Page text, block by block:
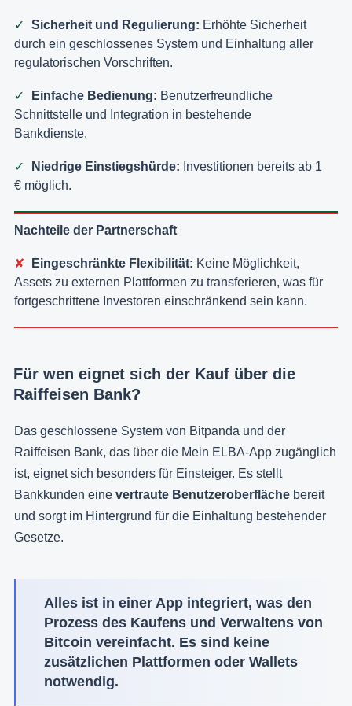
Sicherheit und Regulierung: Erhöhte Sicherheit
durch ein geschlossenes System und Einhaltung aller
regulatorischen Vorschriften.
Einfache Bedienung: Benutzerfreundliche
Schnittstelle und Integration in bestehende
Bankdienste.
Niedrige Einstiegshürde: Investitionen bereits ab 1
€ möglich.
Nachteile der Partnerschaft
Eingeschränkte Flexibilität: Keine Möglichkeit,
Assets zu externen Plattformen zu transferieren, was für
fortgeschrittene Investoren einschränkend sein kann.
Für wen eignet sich der Kauf über die
Raiffeisen Bank?
Das geschlossene System von Bitpanda und der
Raiffeisen Bank, das über die Mein ELBA-App zugänglich
ist, eignet sich besonders für Einsteiger. Es stellt
Bankkunden eine vertraute Benutzeroberfläche bereit
und sorgt im Hintergrund für die Einhaltung bestehender
Gesetze.
Alles ist in einer App integriert, was den
Prozess des Kaufens und Verwaltens von
Bitcoin vereinfacht. Es sind keine
zusätzlichen Plattformen oder Wallets
notwendig.